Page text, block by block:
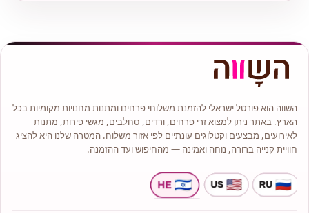
השווה הוא פורטל ישראלי להזמנת משלוחי פרחים ומתנות מחנויות מקומיות בכל
הארץ. באתר ניתן למצוא זרי פרחים, ורדים, סחלבים, מגשי פירות, מתנות
לאירועים, מבצעים וקטלוגים עונתיים לפי אזור משלוח. המטרה שלנו היא להציג
חוויית קנייה ברורה, נוחה ואמינה — מהחיפוש ועד ההזמנה.